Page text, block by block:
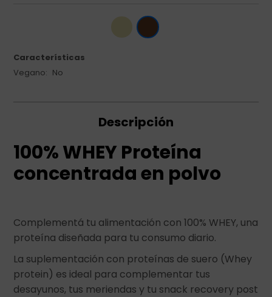
Características
Vegano
No
Descripción
100% WHEY Proteína
concentrada en polvo
Complementá tu alimentación con 100% WHEY, una
proteína diseñada para tu consumo diario.
La suplementación con proteínas de suero (Whey
protein) es ideal para complementar tus
desayunos, tus meriendas y tu snack recovery post